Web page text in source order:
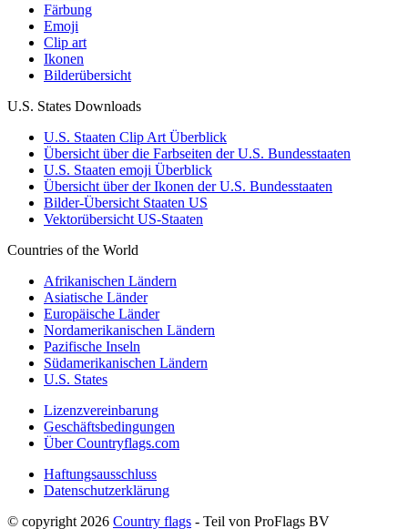
Färbung
Emoji
Clip art
Ikonen
Bilderübersicht
U.S. States Downloads
U.S. Staaten Clip Art Überblick
Übersicht über die Farbseiten der U.S. Bundesstaaten
U.S. Staaten emoji Überblick
Übersicht über der Ikonen der U.S. Bundesstaaten
Bilder-Übersicht Staaten US
Vektorübersicht US-Staaten
Countries of the World
Afrikanischen Ländern
Asiatische Länder
Europäische Länder
Nordamerikanischen Ländern
Pazifische Inseln
Südamerikanischen Ländern
U.S. States
Lizenzvereinbarung
Geschäftsbedingungen
Über Countryflags.com
Haftungsausschluss
Datenschutzerklärung
© copyright 2026 Country flags - Teil von ProFlags BV